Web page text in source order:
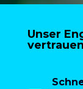
Unser